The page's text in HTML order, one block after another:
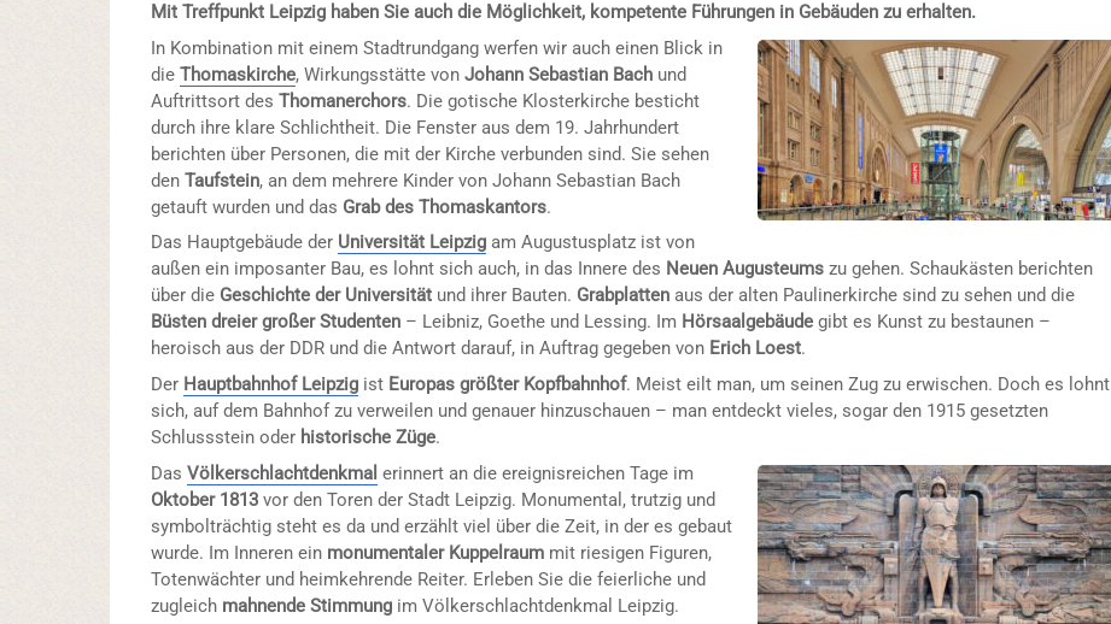
Mit Treffpunkt Leipzig haben Sie auch die Möglichkeit, kompetente Führungen in Gebäuden zu erhalten.
In Kombination mit einem Stadtrundgang werfen wir auch einen Blick in
dieThomaskirche, Wirkungsstätte vonJohann Sebastian Bach und
Auftrittsort desThomanerchors. Die gotische Klosterkirche besticht
durch ihre klare Schlichtheit. Die Fenster aus dem 19. Jahrhundert
berichten über Personen, die mit der Kirche verbunden sind. Sie sehen
denTaufstein, an dem mehrere Kinder von Johann Sebastian Bach
getauft wurden und das Grab des Thomaskantors.
Das Hauptgebäude der Universität Leipzig am Augustusplatz ist von
außen ein imposanter Bau, es lohnt sich auch, in das Innere des Neuen Augusteums zu gehen. Schaukästen berichten
über die Geschichte der Universität und ihrer Bauten. Grabplatten aus der alten Paulinerkirche sind zu sehen und die
Büsten dreier großer Studenten – Leibniz, Goethe und Lessing. Im Hörsaalgebäude gibt es Kunst zu bestaunen –
heroisch aus der DDR und die Antwort darauf, in Auftrag gegeben von Erich Loest.
Der Hauptbahnhof Leipzig ist Europas größter Kopfbahnhof. Meist eilt man, um seinen Zug zu erwischen. Doch es lohnt
sich, auf dem Bahnhof zu verweilen und genauer hinzuschauen – man entdeckt vieles, sogar den 1915 gesetzten
Schlussstein oder historische Züge.
DasVölkerschlachtdenkmal erinnert an die ereignisreichen Tage im
Oktober 1813 vor den Toren der Stadt Leipzig. Monumental, trutzig und
symbolträchtig steht es da und erzählt viel über die Zeit, in der es gebaut
wurde. Im Inneren ein monumentaler Kuppelraum mit riesigen Figuren,
Totenwächter und heimkehrende Reiter. Erleben Sie die feierliche und
zugleich mahnende Stimmung im Völkerschlachtdenkmal Leipzig.